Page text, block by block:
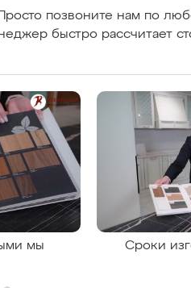
позвоните нам по
быстро рассчитает
мы
Сроки